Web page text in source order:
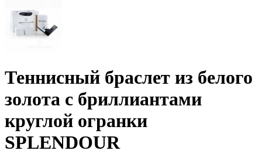
Теннисный браслет из белого
золота с бриллиантами
круглой огранки
SPLENDOUR